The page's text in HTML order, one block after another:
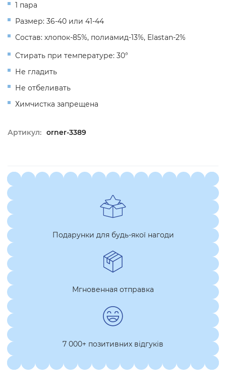
1 пара
Размер: 36-40 или 41-44
Состав: хлопок-85%, полиамид-13%, Elastan-2%
Стирать при температуре: 30°
Не гладить
Не отбеливать
Химчистка запрещена
Артикул: orner-3389
Подарунки для будь-якої нагоди
Мгновенная отправка
7 000+ позитивних відгуків